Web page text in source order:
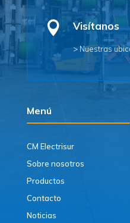
 Visítanos
> Nuestras
Menú
CM Electrisur
Sobre nosotros
Productos
Contacto
Noticias